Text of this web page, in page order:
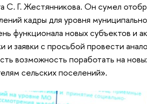
С. Г. Жестянникова. Он сумел
кадры для уровня
функционала новых субъектов и
и заявки с просьбой провести
возможность поработать на
сельских поселений».